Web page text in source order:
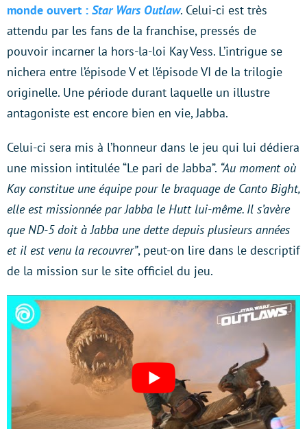
monde ouvert : Star Wars Outlaw. Celui-ci est très
attendu par les fans de la franchise, pressés de
pouvoir incarner la hors-la-loi Kay Vess. L’intrigue se
nichera entre l’épisode V et l’épisode VI de la trilogie
originelle. Une période durant laquelle un illustre
antagoniste est encore bien en vie, Jabba.
Celui-ci sera mis à l’honneur dans le jeu qui lui dédiera
une mission intitulée “Le pari de Jabba”. “Au moment où
Kay constitue une équipe pour le braquage de Canto Bight,
elle est missionnée par Jabba le Hutt lui-même. Il s’avère
que ND-5 doit à Jabba une dette depuis plusieurs années
et il est venu la recouvrer”, peut-on lire dans le descriptif
de la mission sur le site officiel du jeu.